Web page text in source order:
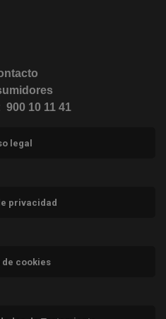
(abre en ventana nueva)
900 10 11 41
legal
privacidad
cookies